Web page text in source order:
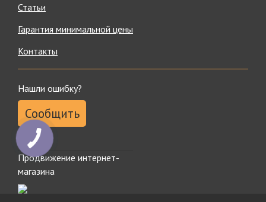
Статьи
Гарантия минимальной цены
Контакты
Нашли ошибку?
Сообщить
Продвижение интернет-
магазина